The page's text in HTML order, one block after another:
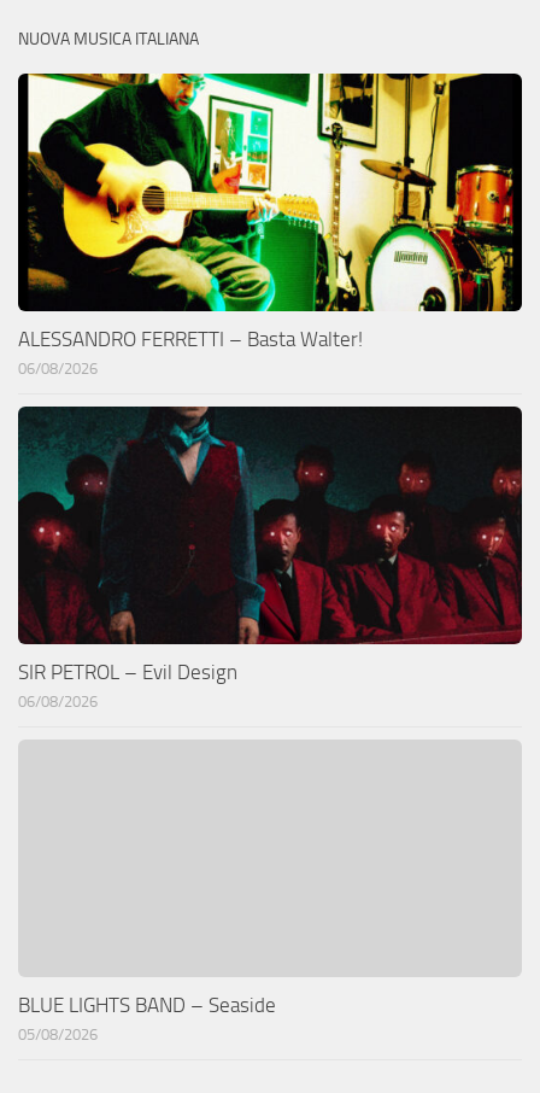
NUOVA MUSICA ITALIANA
ALESSANDRO FERRETTI – Basta Walter!
06/08/2026
SIR PETROL – Evil Design
06/08/2026
BLUE LIGHTS BAND – Seaside
05/08/2026